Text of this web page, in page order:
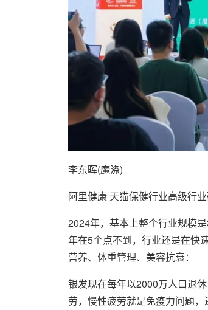
李东晖(魔涤)
阿里健康 天猫保健行业高级行
2024年，基本上整个行业规模
年在5个点不到，行业还是在快
营养、体重管理、美容抗衰：
银发现在每年以2000万人口退
劳，慢性疲劳就是免疫力问题